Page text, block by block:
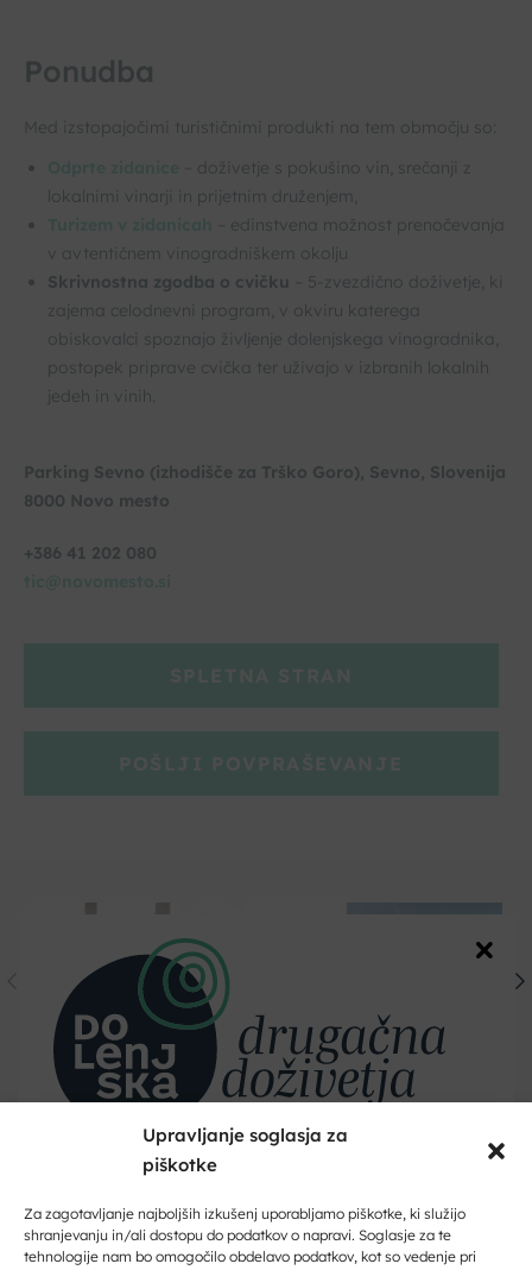
Upravljanje soglasja za
piškotke
Za zagotavljanje najboljših izkušenj uporabljamo piškotke, ki služijo
shranjevanju in/ali dostopu do podatkov o napravi. Soglasje za te
tehnologije nam bo omogočilo obdelavo podatkov, kot so vedenje pri
Ponudba
Med izstopajočimi turističnimi produkti na tem območju so:
– doživetje s pokušino vin, srečanji z
lokalnimi vinarji in prijetnim druženjem,
– edinstvena možnost prenočevanja
v avtentičnem vinogradniškem okolju
Skrivnostna zgodba o cvičku
– 5-zvezdično doživetje, ki
zajema celodnevni program, v okviru katerega
obiskovalci spoznajo življenje dolenjskega vinogradnika,
postopek priprave cvička ter uživajo v izbranih lokalnih
jedeh in vinih.
Parking Sevno (izhodišče za Trško Goro), Sevno, Slovenija
8000 Novo mesto
+386 41 202 080
Dobrodošli na Dolenjskem!
Vpišite svoj e-naslov